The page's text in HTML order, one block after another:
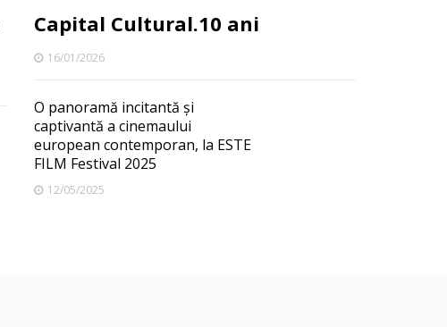
Capital Cultural.10 ani
16/01/2026
O panoramă incitantă și
captivantă a cinemaului
european contemporan, la ESTE
FILM Festival 2025
12/05/2025